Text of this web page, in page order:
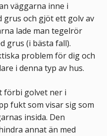
väggarna inne i
grus och gjöt ett golv av
lade man tegelrör
grus (i bästa fall).
problem för dig och
i denna typ av hus.
förbi golvet ner i
fukt som visar sig som
insida. Den
annat än med